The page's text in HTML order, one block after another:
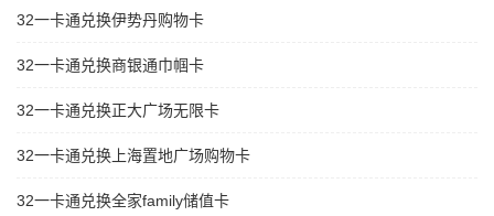
32一卡通兑换伊势丹购物卡
32一卡通兑换商银通巾帼卡
32一卡通兑换正大广场无限卡
32一卡通兑换上海置地广场购物卡
32一卡通兑换全家family储值卡